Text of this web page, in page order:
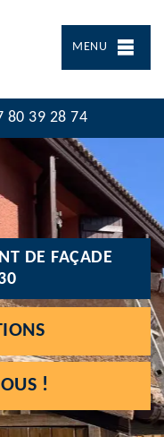
MENU
80 39 28 74
DE FAÇADE
!